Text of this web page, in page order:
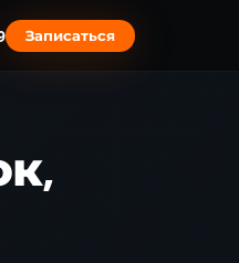
Записаться